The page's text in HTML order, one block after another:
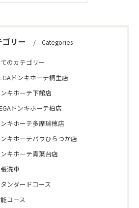
ゴリー Categories
のカテゴリー
ドンキホーテ桐生店
ンキホーテ下館店
ドンキホーテ柏店
ンキホーテ多摩瑞穂店
ンキホーテパウひらつか店
ンキホーテ青葉台店
洗車
ンダードコース
コース